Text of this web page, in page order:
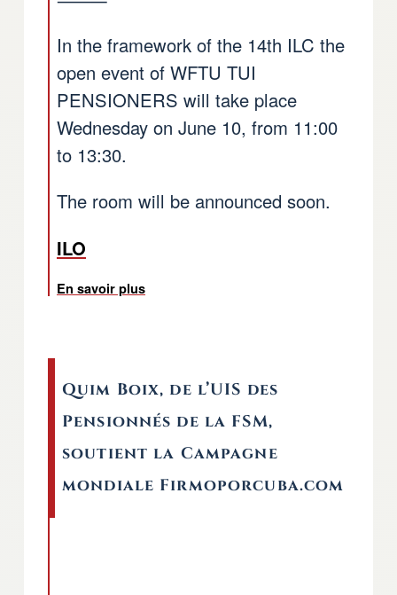
In the framework of the 14th ILC the
open event of WFTU TUI
PENSIONERS will take place
Wednesday on June 10, from 11:00
to 13:30.
The room will be announced soon.
ILO
En savoir plus
Quim Boix, de l’UIS des
Pensionnés de la FSM,
soutient la Campagne
mondiale Firmoporcuba.com